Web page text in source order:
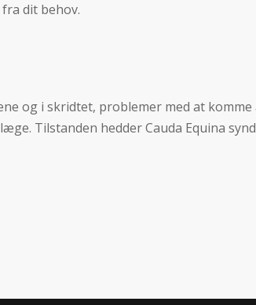
dit behov.
og i skridtet, problemer med at
Tilstanden hedder Cauda Equina